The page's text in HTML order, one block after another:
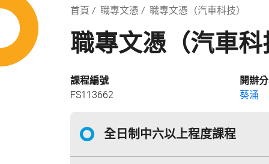
Breadcrumb
首頁 職專文憑 職專文憑（汽車科技）
職專文憑（汽車
課程編號
FS113662
開辦
葵涌
全日制中六以上程度課程